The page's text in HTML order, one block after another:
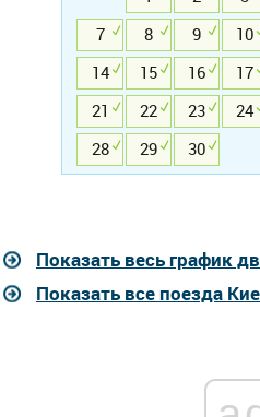
7
8 9 10
14
15 16 17
21
22 23 24
28
29 30
Показать весь график
Показать все поезда